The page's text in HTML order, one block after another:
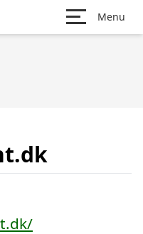
Menu